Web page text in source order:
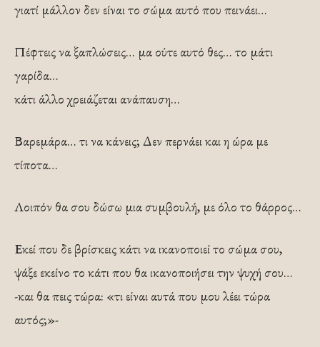
γιατί μάλλον δεν είναι το σώμα αυτό που πεινάει…
Πέφτεις να ξαπλώσεις… μα ούτε αυτό θες… το μάτι
γαρίδα…
κάτι άλλο χρειάζεται ανάπαυση…
Βαρεμάρα… τι να κάνεις; Δεν περνάει και η ώρα με
τίποτα…
Λοιπόν θα σου δώσω μια συμβουλή, με όλο το θάρρος…
Εκεί που δε βρίσκεις κάτι να ικανοποιεί το σώμα σου,
ψάξε εκείνο το κάτι που θα ικανοποιήσει την ψυχή σου…
-και θα πεις τώρα: «τι είναι αυτά που μου λέει τώρα
αυτός;»-